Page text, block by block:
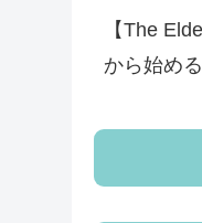
【The
から始め